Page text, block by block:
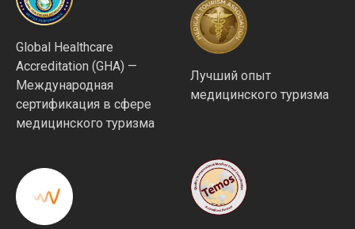
Global Healthcare
Accreditation (GHA) —
Международная
сертификация в сфере
медицинского туризма
Лучший опыт
медицинского туризма